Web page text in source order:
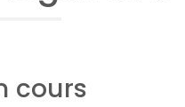
cours